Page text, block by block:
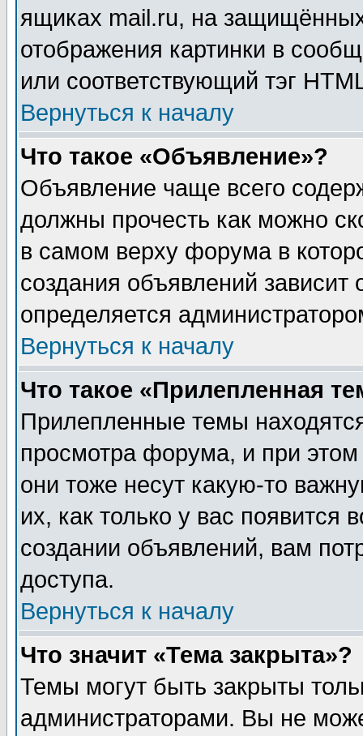
ящиках mail.ru, на
отображения картинки в
или соответствующий тэг
Вернуться к началу
Что такое «Объявление»?
Объявление чаще всего
должны прочесть как можно
в самом верху форума в
создания объявлений зависит
определяется
Вернуться к началу
Что такое «Прилепленная
Прилепленные темы
просмотра форума, и при
они тоже несут какую-то
их, как только у вас появится
создании объявлений, вам
доступа.
Вернуться к началу
Что значит «Тема закрыта»?
Темы могут быть закрыты
администраторами. Вы не